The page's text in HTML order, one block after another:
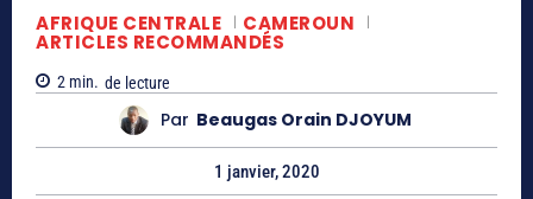
AFRIQUE CENTRALE CAMEROUN
ARTICLES RECOMMANDÉS
2 min. de lecture
Par Beaugas Orain DJOYUM
1 janvier, 2020